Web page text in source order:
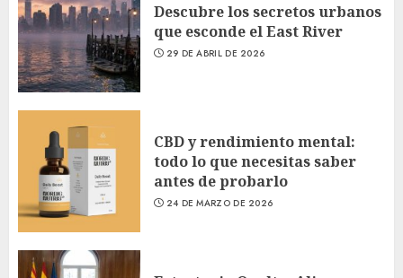
Descubre los secretos urbanos
que esconde el East River
29 DE ABRIL DE 2026
CBD y rendimiento mental:
todo lo que necesitas saber
antes de probarlo
24 DE MARZO DE 2026